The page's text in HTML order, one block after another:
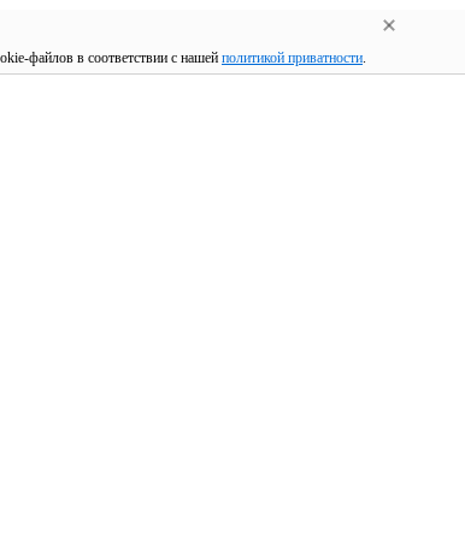
файлов в соответствии с нашей политикой приватности.